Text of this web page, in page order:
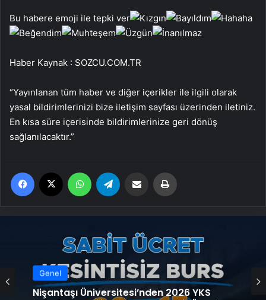
Bu habere emoji ile tepki ver
Haber Kaynak : SOZCU.COM.TR
“Yayınlanan tüm haber ve diğer içerikler ile ilgili olarak
yasal bildirimlerinizi bize iletişim sayfası üzerinden iletiniz.
En kısa süre içerisinde bildirimlerinize geri dönüş
sağlanılacaktır.”
Facebook WhatsApp Email'den paylaş
Genel
Genel